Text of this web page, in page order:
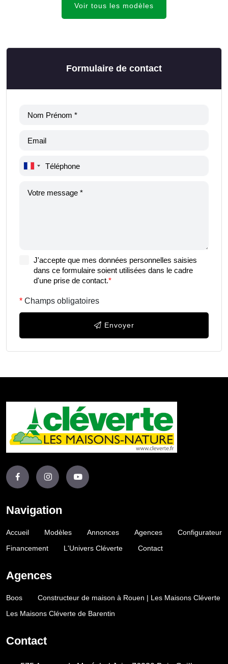
Voir tous les modèles
Formulaire de contact
J'accepte que mes données personnelles saisies
dans ce formulaire soient utilisées dans le cadre
d'une prise de contact.*
Champs obligatoires
Envoyer
Navigation
Accueil Modèles Annonces Agences
Configurateur
Financement
L'Univers Cléverte Contact
Agences
Boos
Constructeur de maison à Rouen | Les Maisons Cléverte
Les Maisons Cléverte de Barentin
Contact